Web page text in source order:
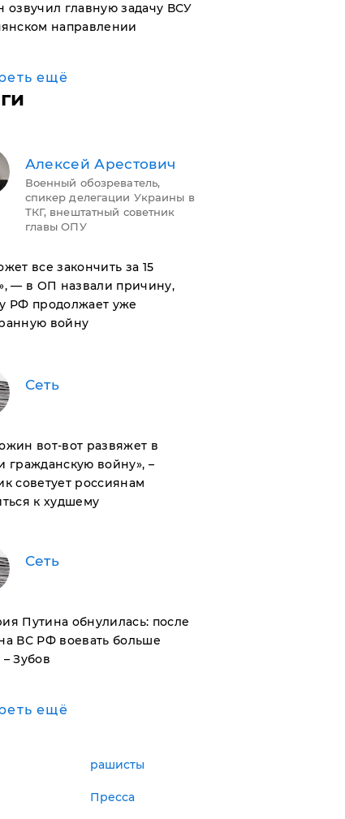
озвучил главную задачу ВСУ
направлении
ещё
Алексей Арестович
Военный обозреватель,
спикер делегации Украины в
ТКГ, внештатный советник
главы ОПУ
все закончить за 15
— в ОП назвали причину,
РФ продолжает уже
войну
Сеть
вот-вот развяжет в
гражданскую войну», –
советует россиянам
к худшему
Сеть
Путина обнулилась: после
ВС РФ воевать больше
Зубов
ещё
рашисты
Пресса